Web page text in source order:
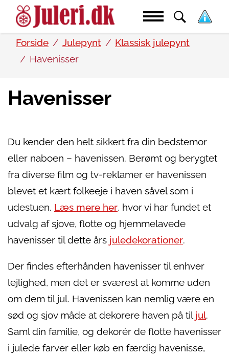
Forside Julepynt
Klassisk julepynt
Havenisser
Havenisser
Du kender den helt sikkert fra din bedstemor
eller naboen – havenissen. Berømt og berygtet
fra diverse film og tv-reklamer er havenissen
blevet et kært folkeeje i haven såvel som i
udestuen. Læs mere her, hvor vi har fundet et
udvalg af sjove, flotte og hjemmelavede
havenisser til dette års juledekorationer.
Der findes efterhånden havenisser til enhver
lejlighed, men det er sværest at komme uden
om dem til jul. Havenissen kan nemlig være en
sød og sjov måde at dekorere haven på til jul.
Saml din familie, og dekorér de flotte havenisser
i julede farver eller køb en færdig havenisse,